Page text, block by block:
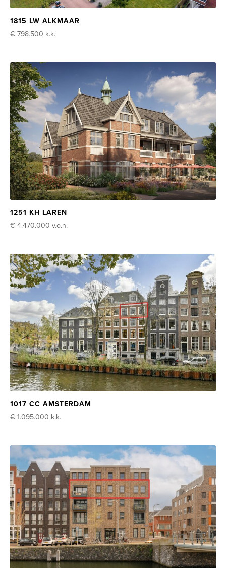
1815 LW ALKMAAR
€ 798.500 k.k.
1251 KH LAREN
€ 4.470.000 v.o.n.
1017 CC AMSTERDAM
€ 1.095.000 k.k.